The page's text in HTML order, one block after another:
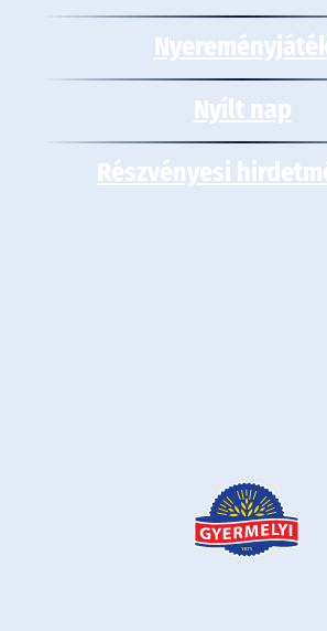
Nyílt nap
Részvényesi